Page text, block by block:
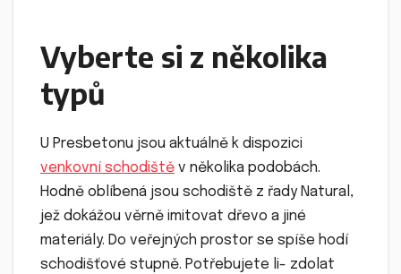
Vyberte si z několika
typů
U Presbetonu jsou aktuálně k dispozici
venkovní schodiště v několika podobách.
Hodně oblíbená jsou schodiště z řady Natural,
jež dokážou věrně imitovat dřevo a jiné
materiály. Do veřejných prostor se spíše hodí
schodišťové stupně. Potřebujete li- zdolat